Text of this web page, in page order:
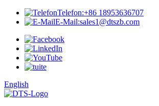
Telefon:+86 18953636707
E-Mail:sales1@dtszb.com
English